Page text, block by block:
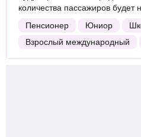
количества пассажиров
Пенсионер
Юниор
Взрослый международный